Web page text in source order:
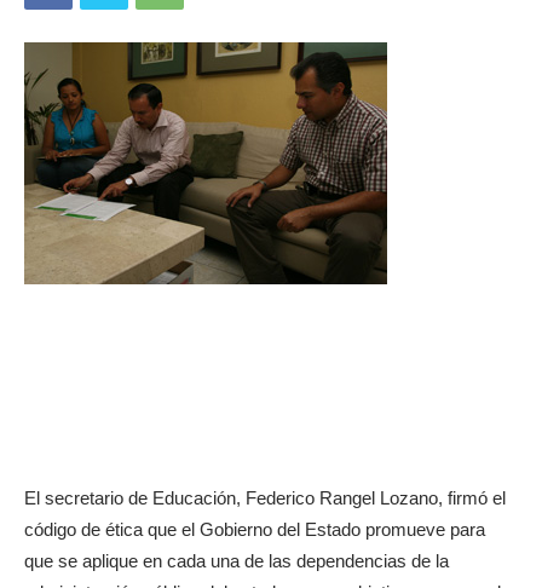
El secretario de Educación, Federico Rangel Lozano, firmó el
código de ética que el Gobierno del Estado promueve para
que se aplique en cada una de las dependencias de la